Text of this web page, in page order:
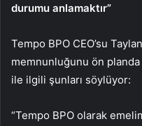
durumu anlamaktır”
Tempo BPO CEO’su
memnunluğunu ön
ile ilgili şunları söylüyor:
“Tempo BPO olarak